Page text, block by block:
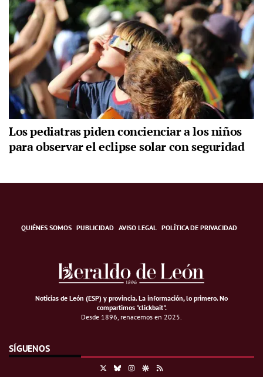
Los pediatras piden concienciar a los niños
para observar el eclipse solar con seguridad
QUIÉNES SOMOS PUBLICIDAD AVISO LEGAL POLÍTICA DE PRIVACIDAD
Noticias de León (ESP) y provincia. La información, lo primero.No
compartimos "clickbait".
Desde 1896, renacemos en 2025.
SÍGUENOS
BlueskyInstagramGoogle Discover